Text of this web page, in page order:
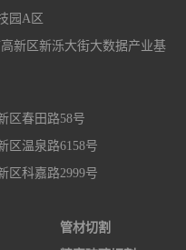
园A区
新区新泺大街大数据产业基
区春田路58号
区温泉路6158号
区科嘉路2999号
管材切割